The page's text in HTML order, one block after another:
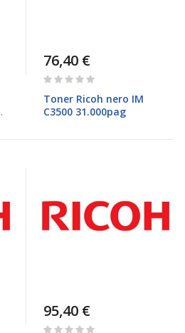
76,40 €
Rating:
Toner Ricoh nero IM
C3500 31.000pag
95,40 €
Rating: